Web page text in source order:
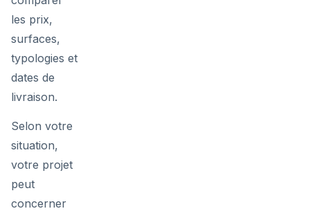
les prix,
surfaces,
typologies et
dates de
livraison.
Selon votre
situation,
votre projet
peut
concerner